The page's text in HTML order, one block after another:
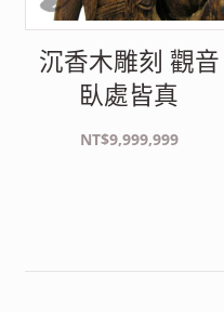
沉香木雕刻 觀音
臥處皆真
NT$9,999,999